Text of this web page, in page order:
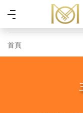
Skip to main content
首頁